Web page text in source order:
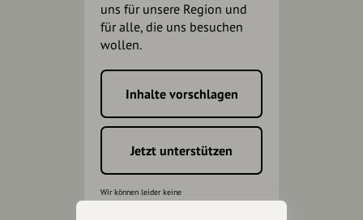
uns für unsere Region und
für alle, die uns besuchen
wollen.
Inhalte vorschlagen
Jetzt unterstützen
Wir können leider keine
Spendenquittung ausstellen.